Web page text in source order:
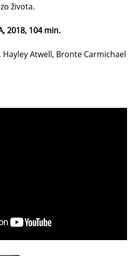
života.
2018, 104 min.
Hayley Atwell, Bronte Carmichael